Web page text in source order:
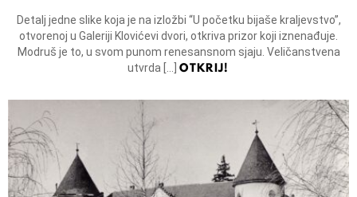
Detalj jedne slike koja je na izložbi “U početku bijaše kraljevstvo”,
otvorenoj u Galeriji Klovićevi dvori, otkriva prizor koji iznenađuje.
Modruš je to, u svom punom renesansnom sjaju. Veličanstvena
utvrda […]OTKRIJ!